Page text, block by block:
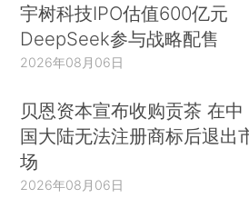
宇树科技IPO估值600亿元
DeepSeek参与战略配售
2026年08月06日
贝恩资本宣布收购贡茶 在中
国大陆无法注册商标后退出
场
2026年08月06日